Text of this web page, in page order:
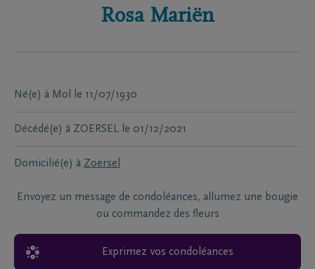
Rosa Mariën
Né(e) à Mol le 11/07/1930
Décédé(e) à ZOERSEL le 01/12/2021
Domicilié(e) à Zoersel
Envoyez un message de condoléances, allumez une bougie
ou commandez des fleurs
Exprimez vos condoléances